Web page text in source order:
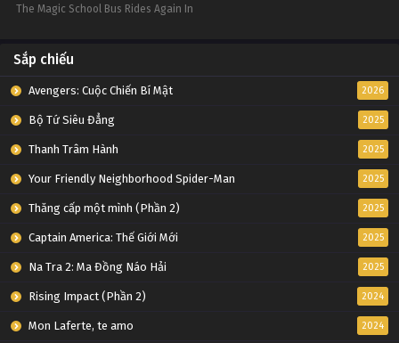
The Magic School Bus Rides Again In
Sắp chiếu
Avengers: Cuộc Chiến Bí Mật 2026
Bộ Tứ Siêu Đẳng 2025
Thanh Trâm Hành 2025
Your Friendly Neighborhood Spider-Man 2025
Thăng cấp một mình (Phần 2) 2025
Captain America: Thế Giới Mới 2025
Na Tra 2: Ma Đồng Náo Hải 2025
Rising Impact (Phần 2) 2024
Mon Laferte, te amo 2024